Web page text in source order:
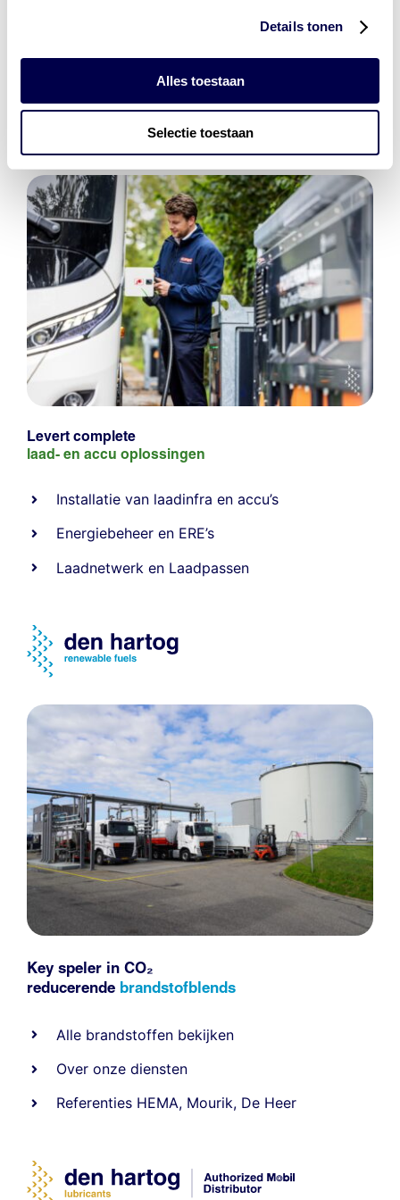
Details tonen
Alles toestaan
Selectie toestaan
Den Hartog Energies
Levert complete
laad- en accu oplossingen
Installatie van laadinfra en accu’s
Energiebeheer en ERE’s
Laadnetwerk en Laadpassen
Key speler in CO₂
reducerende brandstofblends
Alle brandstoffen bekijken
Over onze diensten
Referenties HEMA, Mourik, De Heer